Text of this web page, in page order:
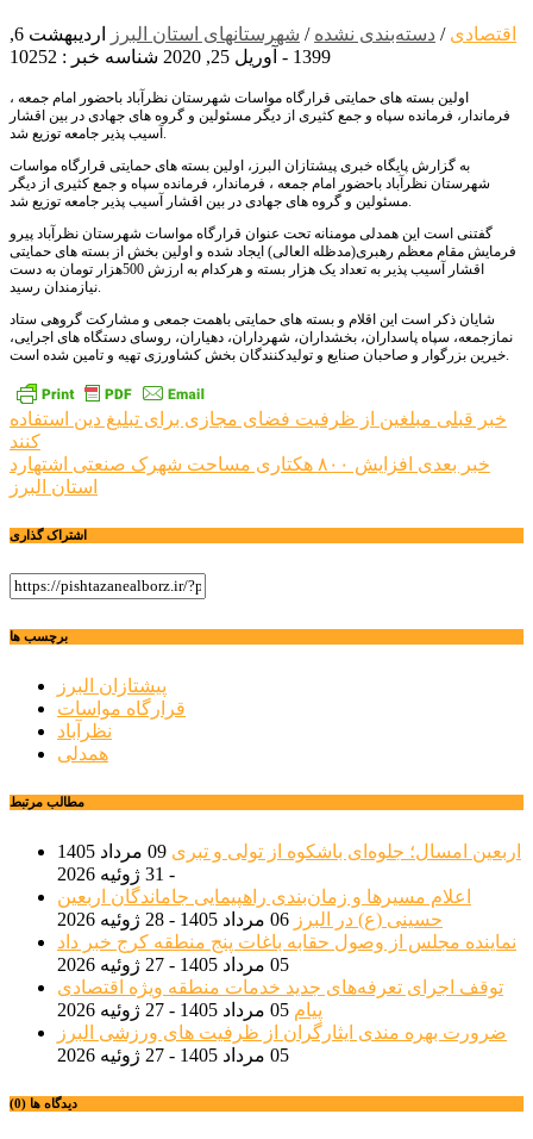
اقتصادی / دسته‌بندی نشده / شهرستانهای استان البرز
اردیبهشت 6,
1399 - آوریل 25, 2020
شناسه خبر : 10252
اولین بسته های حمایتی قرارگاه مواسات شهرستان نظرآباد باحضور امام جمعه ،
فرماندار، فرمانده سپاه و جمع کثیری از دیگر مسئولین و گروه های جهادی در بین اقشار
آسیب پذیر جامعه توزیع شد.
به گزارش پایگاه خبری پیشتازان البرز، اولین بسته های حمایتی قرارگاه مواسات
شهرستان نظرآباد باحضور امام جمعه ، فرماندار، فرمانده سپاه و جمع کثیری از دیگر
مسئولین و گروه های جهادی در بین اقشار آسیب پذیر جامعه توزیع شد.
گفتنی است این همدلی مومنانه تحت عنوان قرارگاه مواسات شهرستان نظرآباد پیرو
فرمایش مقام معظم رهبری(مدظله العالی) ایجاد شده و اولین بخش از بسته های حمایتی
اقشار آسیب پذیر به تعداد یک هزار بسته و هرکدام به ارزش 500هزار تومان به دست
نیازمندان رسید.
شایان ذکر است این اقلام و بسته های حمایتی باهمت جمعی و مشارکت گروهی ستاد
نمازجمعه، سپاه پاسداران، بخشداران، شهرداران، دهیاران، روسای دستگاه های اجرایی،
خیرین بزرگوار و صاحبان صنایع و تولیدکنندگان بخش کشاورزی تهیه و تامین شده است.
راهبری
نوشته
خبر قبلی مبلغین از ظرفیت فضای مجازی برای تبلیغ دین استفاده
کنند
خبر بعدی
افزایش ۸۰۰ هکتاری مساحت شهرک صنعتی اشتهارد
استان البرز
اشتراک گذاری
برچسب ها
پیشتازان البرز
قرارگاه مواسات
نظرآباد
همدلی
مطالب مرتبط
اربعین امسال؛ جلوه‌ای باشکوه از تولی و تبری
09 مرداد 1405
- 31 ژوئیه 2026
اعلام مسیرها و زمان‌بندی راهپیمایی جاماندگان اربعین
حسینی (ع) در البرز 06 مرداد 1405 - 28 ژوئیه 2026
نماینده مجلس از وصول حقابه باغات پنج منطقه کرج خبر داد
05 مرداد 1405 - 27 ژوئیه 2026
توقف اجرای تعرفه‌های جدید خدمات منطقه ویژه اقتصادی
پیام 05 مرداد 1405 - 27 ژوئیه 2026
ضرورت بهره مندی ایثارگران از ظرفیت های ورزشی البرز
05 مرداد 1405 - 27 ژوئیه 2026
دیدگاه ها (0)